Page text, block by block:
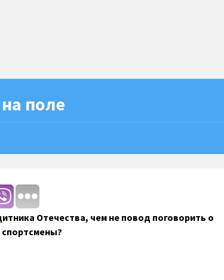
поле
Отечества, чем не повод поговорить о